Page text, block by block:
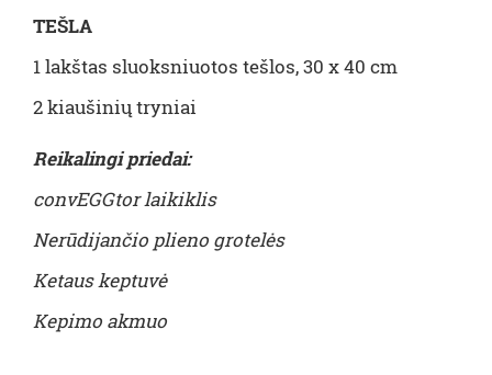
TEŠLA
1 lakštas sluoksniuotos tešlos, 30 x 40 cm
2 kiaušinių tryniai
Reikalingi priedai:
convEGGtor laikiklis
Nerūdijančio plieno grotelės
Ketaus keptuvė
Kepimo akmuo